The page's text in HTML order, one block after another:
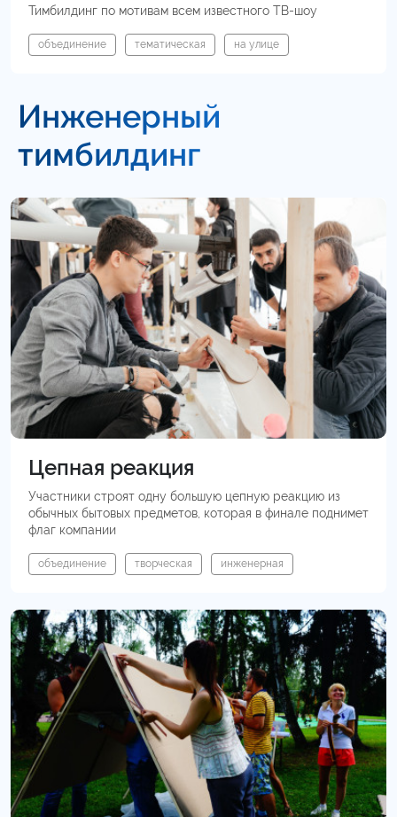
Тимбилдинг по мотивам всем известного ТВ-шоу
объединение тематическая на улице
Инженерный
тимбилдинг
Цепная реакция
Участники строят одну большую цепную реакцию из
обычных бытовых предметов, которая в финале поднимет
флаг компании
объединение творческая инженерная